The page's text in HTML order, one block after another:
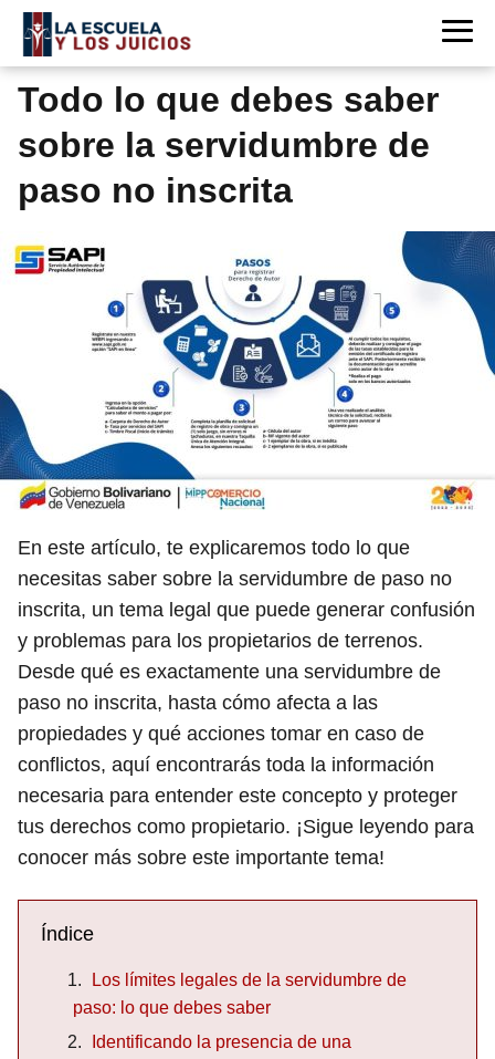
Todo lo que debes saber
sobre la servidumbre de
paso no inscrita
En este artículo, te explicaremos todo lo que
necesitas saber sobre la servidumbre de paso no
inscrita, un tema legal que puede generar confusión
y problemas para los propietarios de terrenos.
Desde qué es exactamente una servidumbre de
paso no inscrita, hasta cómo afecta a las
propiedades y qué acciones tomar en caso de
conflictos, aquí encontrarás toda la información
necesaria para entender este concepto y proteger
tus derechos como propietario. ¡Sigue leyendo para
conocer más sobre este importante tema!
Índice
Los límites legales de la servidumbre de
paso: lo que debes saber
Identificando la presencia de una